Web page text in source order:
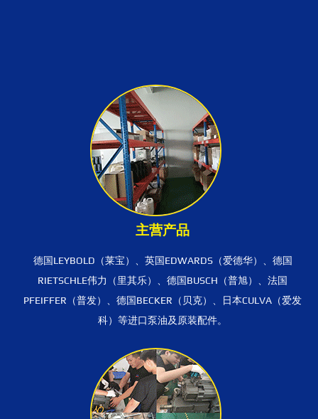
主营产品
德国LEYBOLD（莱宝）、英国EDWARDS（爱德华）、德国
RIETSCHLE伟力（里其乐）、德国BUSCH（普旭）、法国
PFEIFFER（普发）、德国BECKER（贝克）、日本CULVA（爱发
科）等进口泵油及原装配件。